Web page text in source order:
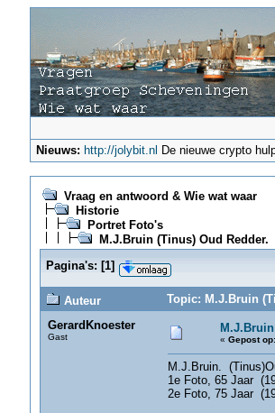
Nieuws: http://jolybit.nl De nieuwe crypto
Vraag en antwoord & Wie wat waar
Historie
Portret Foto's
M.J.Bruin (Tinus) Oud Redder.
Pagina's: [1]
Auteur
Topic: M.J.Bruin
GerardKnoester
Gast « Gepost op:
M.J.Bruin.
1e Foto, 65 Jaar
2e Foto, 75 Jaar